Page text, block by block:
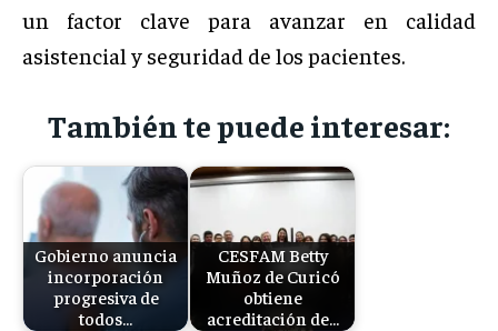
un factor clave para avanzar en calidad
asistencial y seguridad de los pacientes.
También te puede interesar:
Gobierno anuncia
incorporación
progresiva de
todos…
CESFAM Betty
Muñoz de Curicó
obtiene
acreditación de…